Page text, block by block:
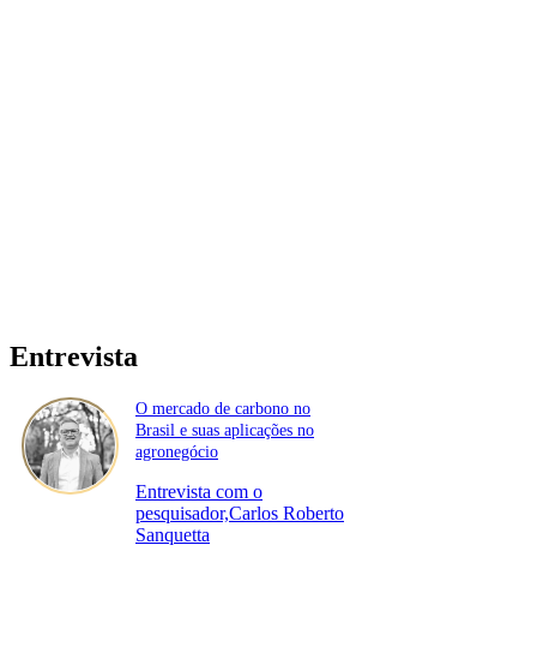
Entrevista
O mercado de carbono no
Brasil e suas aplicações no
agronegócio
Entrevista com o
pesquisador,Carlos Roberto
Sanquetta